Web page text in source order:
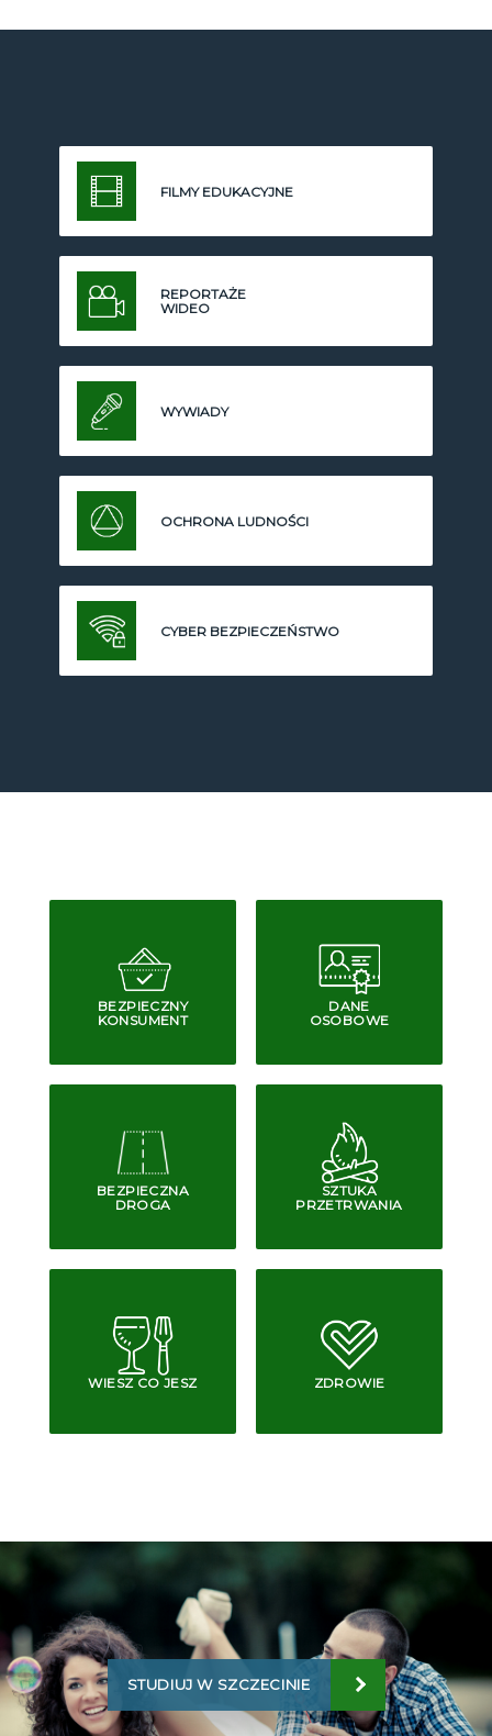
FILMY EDUKACYJNE
REPORTAŻE
WIDEO
WYWIADY
OCHRONA LUDNOŚCI
CYBER BEZPIECZEŃSTWO
BEZPIECZNY
KONSUMENT
DANE
OSOBOWE
BEZPIECZNA
DROGA
SZTUKA
PRZETRWANIA
WIESZ CO JESZ ZDROWIE
STUDIUJ W SZCZECINIE